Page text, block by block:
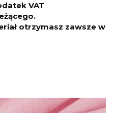
VAT
otrzymasz zawsze w